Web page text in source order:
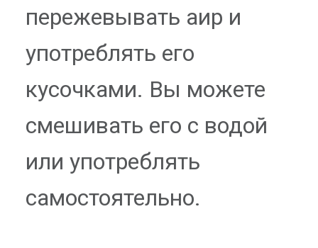
пережевывать аир и
употреблять его
кусочками. Вы можете
смешивать его с водой
или употреблять
самостоятельно.